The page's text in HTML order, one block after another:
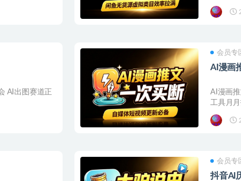
AI出图赛道正
会员专
AI漫画
AI漫画
工具月
会员专
抖音AI